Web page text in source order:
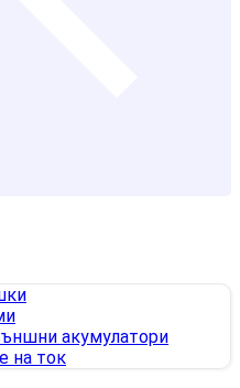
акумулатори
на ток